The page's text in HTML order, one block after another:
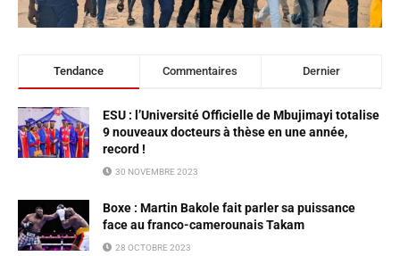
Tendance Commentaires Dernier
ESU : l’Université Officielle de Mbujimayi totalise
9 nouveaux docteurs à thèse en une année,
record !
30 NOVEMBRE 2023
Boxe : Martin Bakole fait parler sa puissance
face au franco-camerounais Takam
28 OCTOBRE 2023